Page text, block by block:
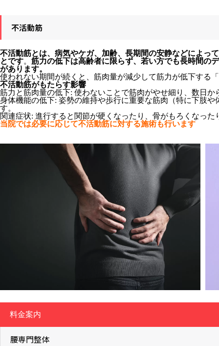
不活動筋
不活動筋とは、病気やケガ、加齢、長期間の安静などによっ
とです。 筋力の低下は高齢者に限らず、若い方でも長時間の
があります。
使われない期間が続くと、筋肉量が減少して筋力が低下する
不活動筋がもたらす影響
筋力と筋肉量の低下: 使わないことで筋肉がやせ細り、数日
身体機能の低下: 姿勢の維持や歩行に重要な筋肉（特に下肢
す。
関連症状: 進行すると関節が硬くなったり、骨がもろくなっ
当院では必要に応じて不活動筋に対する施術も行います
料金案内
腰専門整体